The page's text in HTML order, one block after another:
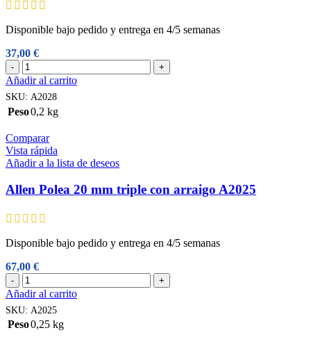
Disponible bajo pedido y entrega en 4/5 semanas
37,00 €
-
ALLEN
Polea
20
mm
enfrentada
+
Añadir al carrito
SKU: A2028
Peso0,2 kg
Comparar
Vista rápida
Añadir a la lista de deseos
Allen Polea 20 mm triple con arraigo A2025
Disponible bajo pedido y entrega en 4/5 semanas
67,00 €
-
Allen
Polea
mm
triple
+
Añadir al carrito
SKU: A2025
Peso0,25 kg